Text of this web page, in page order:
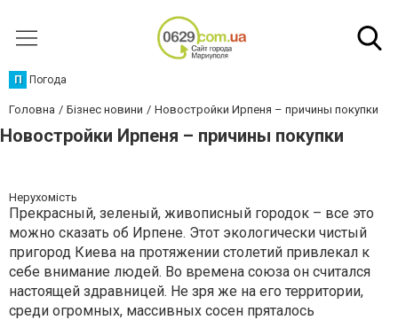
П Погода
Головна Бізнес новини Новостройки Ирпеня – причины покупки
Новостройки Ирпеня – причины покупки
Нерухомість
Прекрасный, зеленый, живописный городок – все это
можно сказать об Ирпене. Этот экологически чистый
пригород Киева на протяжении столетий привлекал к
себе внимание людей. Во времена союза он считался
настоящей здравницей. Не зря же на его территории,
среди огромных, массивных сосен пряталось